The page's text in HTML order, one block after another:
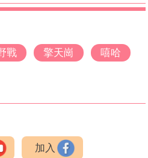
戰 擎天崗 嘻哈
加入